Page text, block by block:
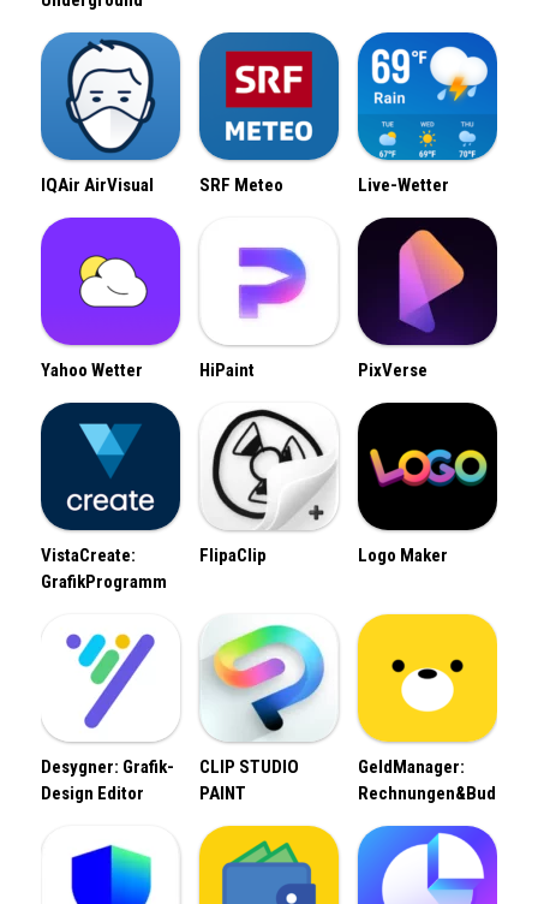
IQAir AirVisual SRF Meteo Live-Wetter
Yahoo Wetter HiPaint PixVerse
VistaCreate:
GrafikProgramm
FlipaClip Logo Maker
Desygner: Grafik-
Design Editor
CLIP STUDIO
PAINT
GeldManager:
Rechnungen&Budget